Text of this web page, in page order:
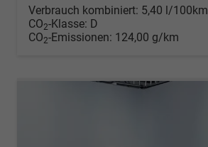
Verbrauch kombiniert: 5,40 l/100km
CO2-Klasse: D
CO2-Emissionen: 124,00 g/km